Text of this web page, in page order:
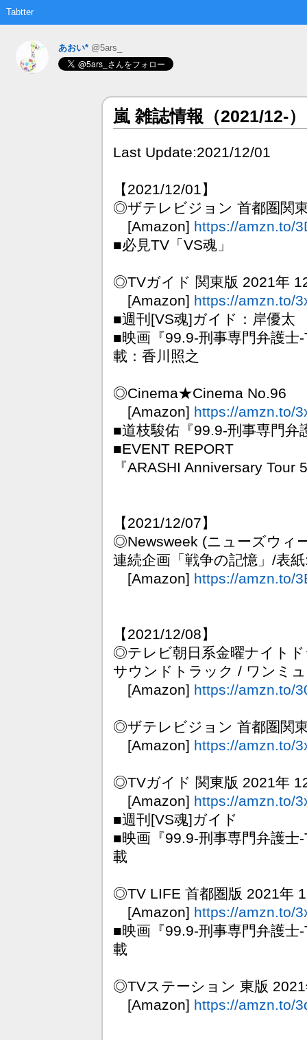
Tabtter
あおい* @5ars_
嵐 雑誌情報（2021/12-）
Last Update:2021/12/01
【2021/12/01】
◎ザテレビジョン 首都圏関
[Amazon] https://amzn.to/
■必見TV「VS魂」
◎TVガイド 関東版 2021年
[Amazon] https://amzn.to/
■週刊[VS魂]ガイド：岸優太
■映画『99.9-刑事専門弁護
載：香川照之
◎Cinema★Cinema No.96
[Amazon] https://amzn.to/
■道枝駿佑『99.9-刑事専門
■EVENT REPORT
『ARASHI Anniversary
【2021/12/07】
◎Newsweek (ニューズウィ
連続企画「戦争の記憶」/表
[Amazon] https://amzn.to/
【2021/12/08】
◎テレビ朝日系金曜ナイト
サウンドトラック / ワンミ
[Amazon] https://amzn.to/
◎ザテレビジョン 首都圏関
[Amazon] https://amzn.to/
◎TVガイド 関東版 2021年
[Amazon] https://amzn.to/
■週刊[VS魂]ガイド
■映画『99.9-刑事専門弁護
載
◎TV LIFE 首都圏版 2021年
[Amazon] https://amzn.to/
■映画『99.9-刑事専門弁護
載
◎TVステーション 東版
[Amazon] https://amzn.to/